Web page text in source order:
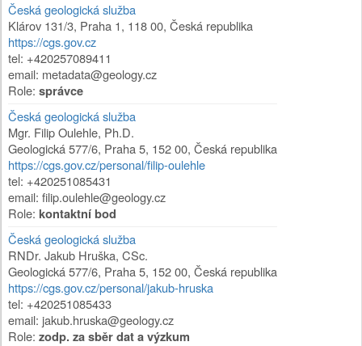
Česká geologická služba
Klárov 131/3, Praha 1, 118 00, Česká republika
https://cgs.gov.cz
tel: +420257089411
email: metadata@geology.cz
Role: správce
Česká geologická služba
Mgr. Filip Oulehle, Ph.D.
Geologická 577/6, Praha 5, 152 00, Česká republika
https://cgs.gov.cz/personal/filip-oulehle
tel: +420251085431
email: filip.oulehle@geology.cz
Role: kontaktní bod
Česká geologická služba
RNDr. Jakub Hruška, CSc.
Geologická 577/6, Praha 5, 152 00, Česká republika
https://cgs.gov.cz/personal/jakub-hruska
tel: +420251085433
email: jakub.hruska@geology.cz
Role: zodp. za sběr dat a výzkum